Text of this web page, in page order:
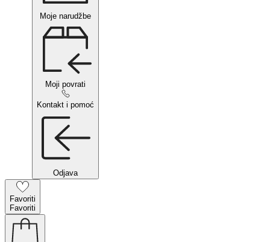
Moje narudžbe
Moji povrati
Kontakt i pomoć
Odjava
Favoriti
Favoriti